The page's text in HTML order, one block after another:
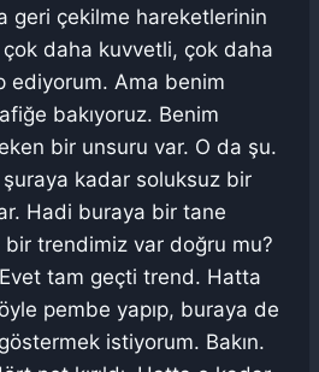
geri çekilme hareketlerinin
daha kuvvetli, çok daha
ediyorum. Ama benim
bakıyoruz. Benim
bir unsuru var. O da şu.
şuraya kadar soluksuz bir
Hadi buraya bir tane
bir trendimiz var doğru mu?
Evet tam geçti trend. Hatta
pembe yapıp, buraya de
istiyorum. Bakın.